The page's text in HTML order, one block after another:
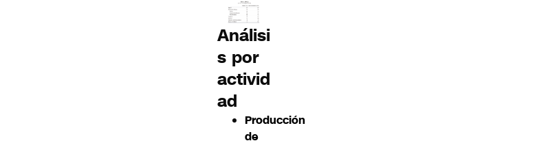
Análisi
s por
activid
ad
Producción
de